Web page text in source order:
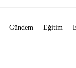
Gündem Eğitim